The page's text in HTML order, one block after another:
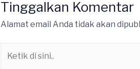
Tinggalkan Komentar
Alamat email Anda tidak akan